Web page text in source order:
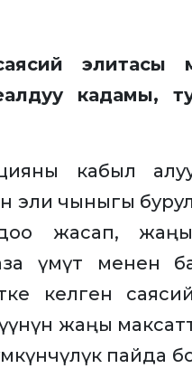
саясий
кадамы,
кабыл алуу
эли чыныгы
жасап,
үмүт менен
келген
жаңы
пайда